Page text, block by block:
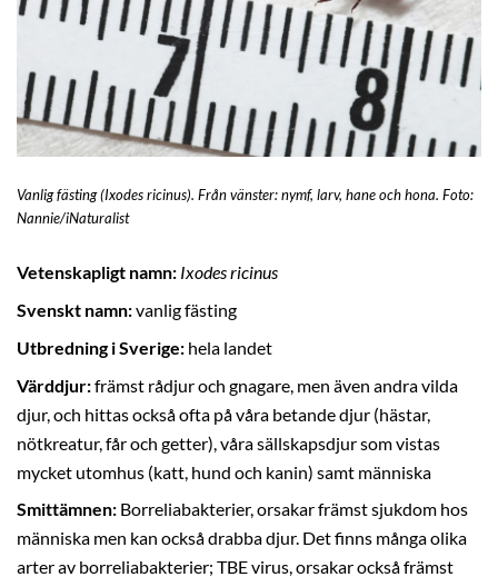
Vanlig fästing (Ixodes ricinus). Från vänster: nymf, larv, hane och hona. Foto:
Nannie/iNaturalist
Vetenskapligt namn: Ixodes ricinus
Svenskt namn:vanlig fästing
Utbredning i Sverige: hela landet
Värddjur:främst rådjur och gnagare, men även andra vilda
djur, och hittas också ofta på våra betande djur (hästar,
nötkreatur, får och getter), våra sällskapsdjur som vistas
mycket utomhus (katt, hund och kanin) samt människa
Smittämnen: Borreliabakterier, orsakar främst sjukdom hos
människa men kan också drabba djur. Det finns många olika
arter av borreliabakterier; TBE virus, orsakar också främst